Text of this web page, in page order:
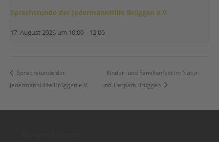
Sprechstunde der JedermannHilfe Brüggen e.V.
17. August 2026 um 10:00 - 12:00
Sprechstunde der
JedermannHilfe Brüggen e.V.
Kinder- und Familienfest im Natur-
und Tierpark Brüggen